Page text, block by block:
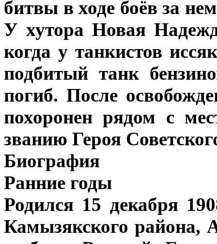
битвы в ходе боёв за
У хутора Новая
когда у танкистов
подбитый танк
погиб. После
похоронен рядом с
званию Героя
Биография
Ранние годы
Родился 15 декабря
Камызякского района,